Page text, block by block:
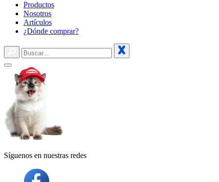
Productos
Nosotros
Artículos
¿Dónde comprar?
Síguenos en nuestras redes